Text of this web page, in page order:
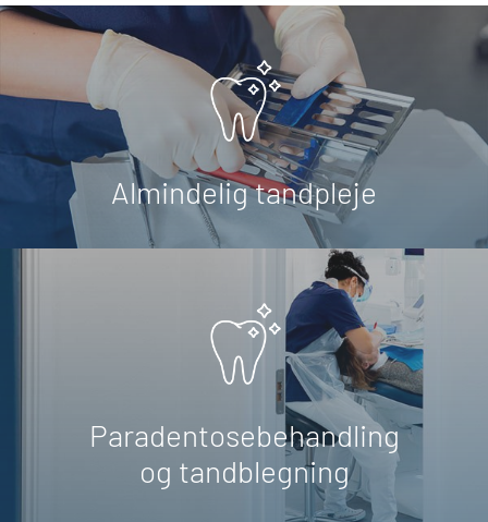
Almindelig tandpleje
Paradentosebehandling
og tandblegning